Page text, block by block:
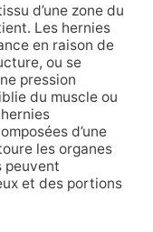
d’une zone du
Les hernies
en raison de
ou se
pression
du muscle ou
d’une
les organes
peuvent
et des portions